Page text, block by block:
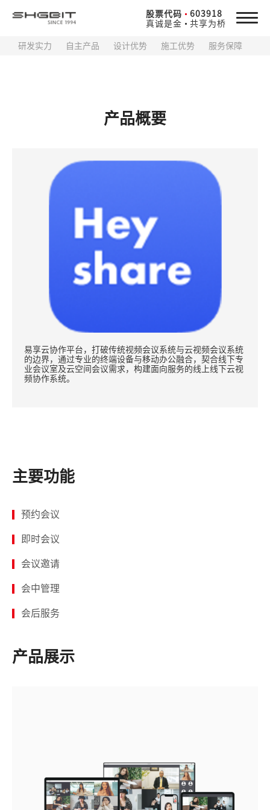
股票代码
603918
真诚是金
共享为桥
研发实力 自主产品 设计优势 施工优势 服务保障
产品概要
易享云协作平台，打破传统视频会议系统与云视频会议系统
的边界，通过专业的终端设备与移动办公融合，契合线下专
业会议室及云空间会议需求，构建面向服务的线上线下云视
频协作系统。
主要功能
预约会议
即时会议
会议邀请
会中管理
会后服务
产品展示